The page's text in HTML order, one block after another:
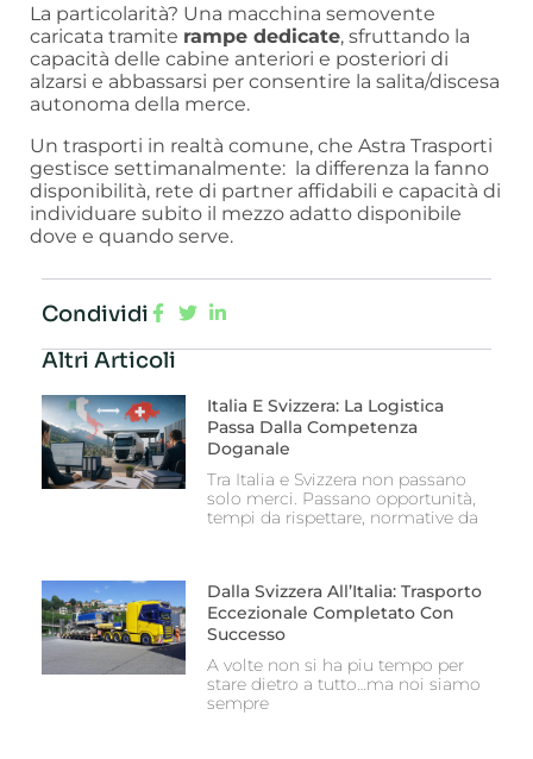
La particolarità? Una macchina semovente
caricata tramite rampe dedicate, sfruttando la
capacità delle cabine anteriori e posteriori di
alzarsi e abbassarsi per consentire la salita/discesa
autonoma della merce.
Un trasporti in realtà comune, che Astra Trasporti
gestisce settimanalmente: la differenza la fanno
disponibilità, rete di partner affidabili e capacità di
individuare subito il mezzo adatto disponibile
dove e quando serve.
Condividi
Altri Articoli
Italia E Svizzera: La Logistica
Passa Dalla Competenza
Doganale
Tra Italia e Svizzera non passano
solo merci. Passano opportunità,
tempi da rispettare, normative da
Dalla Svizzera All’Italia: Trasporto
Eccezionale Completato Con
Successo
A volte non si ha piu tempo per
stare dietro a tutto…ma noi siamo
sempre